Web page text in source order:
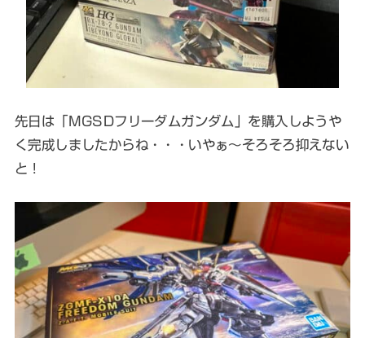
先日は「MGSDフリーダムガンダム」を購入しようや
く完成しましたからね・・・いやぁ～そろそろ抑えない
と！